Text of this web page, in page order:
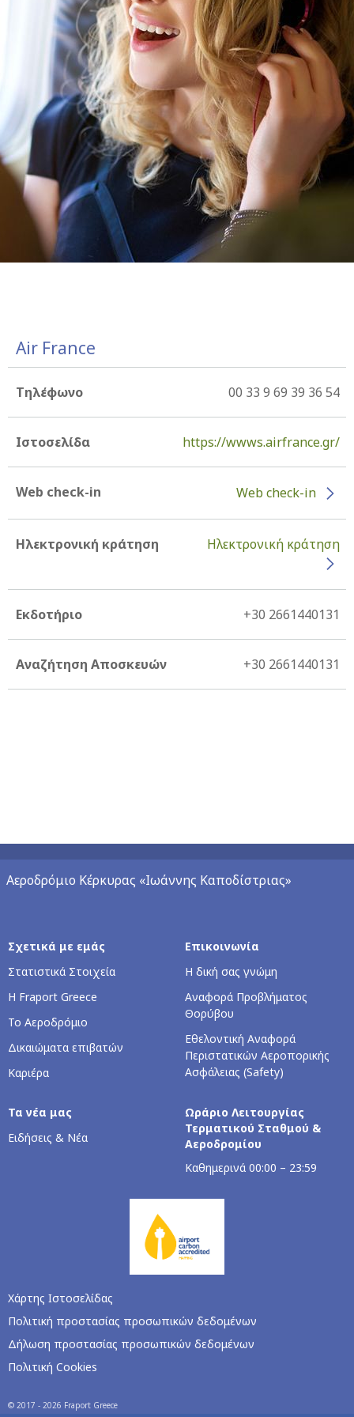
Air France
Τηλέφωνο 00 33 9 69 39 36 54
Ιστοσελίδα https://wwws.airfrance.gr/
Web check-in Web check-in
Ηλεκτρονική κράτηση Ηλεκτρονική κράτηση
Εκδοτήριο +30 2661440131
Αναζήτηση Αποσκευών +30 2661440131
Αεροδρόμιο Κέρκυρας «Ιωάννης Καποδίστριας»
Σχετικά με εμάς
Στατιστικά Στοιχεία
Η Fraport Greece
Το Αεροδρόμιο
Δικαιώματα επιβατών
Καριέρα
Επικοινωνία
Η δική σας γνώμη
Αναφορά Προβλήματος
Θορύβου
Εθελοντική Αναφορά
Περιστατικών Αεροπορικής
Ασφάλειας (Safety)
Τα νέα μας
Ειδήσεις & Νέα
Ωράριο Λειτουργίας
Τερματικού Σταθμού &
Αεροδρομίου
Kαθημερινά 00:00 – 23:59
Χάρτης Ιστοσελίδας
Πολιτική προστασίας προσωπικών δεδομένων
Δήλωση προστασίας προσωπικών δεδομένων
Πολιτική Cookies
© 2017 - 2026 Fraport Greece